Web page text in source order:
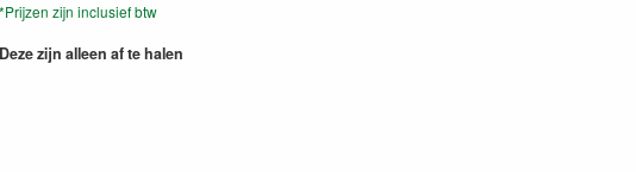
*Prijzen zijn inclusief btw
Deze zijn alleen af te halen